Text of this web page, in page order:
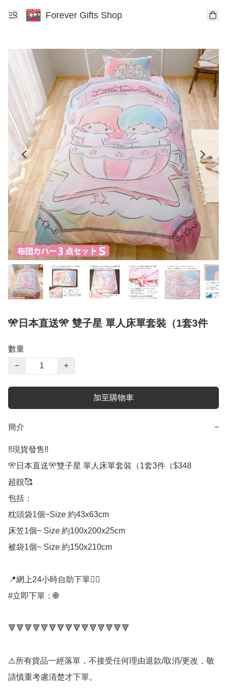
Forever Gifts Shop
🎌日本直送🎌 雙子星 單人床單套裝（1套3件
數量
−
+
加至購物車
簡介 −
‼️現貨發售‼️
🎌日本直送🎌雙子星 單人床單套裝（1套3件（$348
超靚🥰
包括：
枕頭袋1個~Size 約43x63cm
床笠1個~ Size 約100x200x25cm
被袋1個~ Size 約150x210cm
📍網上24小時自助下單👍🏻
#立即下單：🌐
🔻🔻🔻🔻🔻🔻🔻🔻🔻🔻🔻🔻🔻🔻🔻
⚠️所有貨品一經落單，不接受任何理由退款/取消/更改，敬
請慎重考慮清楚才下單。